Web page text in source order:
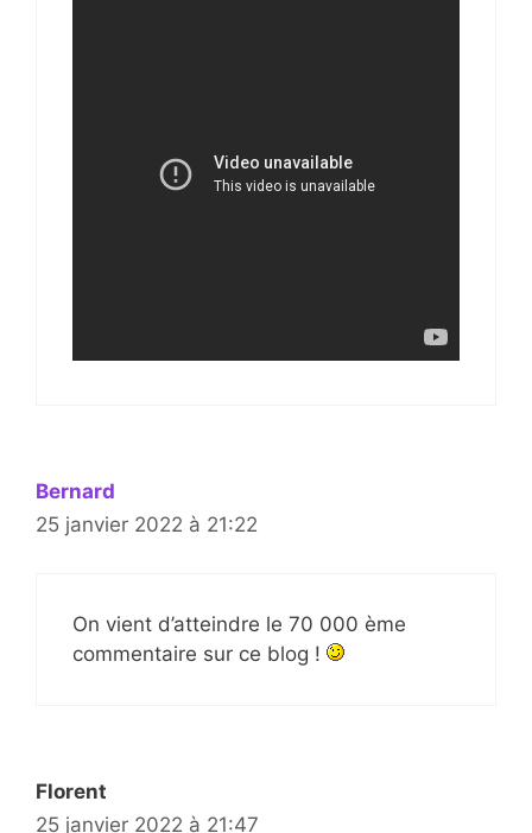
Bernard
25 janvier 2022 à 21:22
On vient d’atteindre le 70 000 ème
commentaire sur ce blog !
Florent
25 janvier 2022 à 21:47